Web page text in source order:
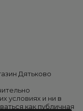
Дятьково
условиях и ни в
как публичная